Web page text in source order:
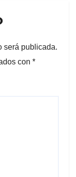
será publicada.
con *